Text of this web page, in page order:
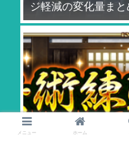
ジ軽減の変化量まと
【ロマサガRS】[6/5
メニュー ホーム